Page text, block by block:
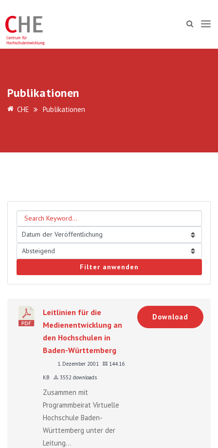
Publikationen
CHE Publikationen
Filter anwenden
Leitlinien für die
Medienentwicklung an
den Hochschulen in
Baden-Württemberg
1. Dezember 2001
144.16
KB
3552 downloads
Zusammen mit
Programmbeirat Virtuelle
Hochschule Baden-
Württemberg unter der
Leitung...
Download